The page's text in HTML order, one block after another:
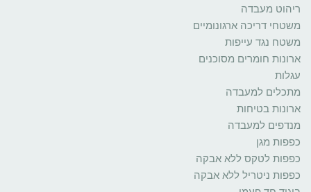
ריהוט מעבדה
משטחי דריכה ארגונומיים
משטח נגד עייפות
ארונות חומרים מסוכנים
עגלות
מתכלים למעבדה
ארונות בטיחות
מנדפים למעבדה
כפפות מגן
כפפות לטקס ללא אבקה
כפפות ניטריל ללא אבקה